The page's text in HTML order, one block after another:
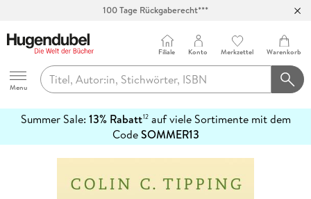
100 Tage Rückgaberecht***
Hugendubel
Menu
Filiale Konto Merkzettel Warenkorb
Summer Sale: 13% Rabatt12auf viele Sortimente mit dem
CodeSOMMER13
erfahren